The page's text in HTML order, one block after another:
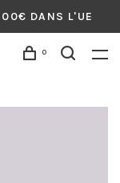
DANS L'UE
0